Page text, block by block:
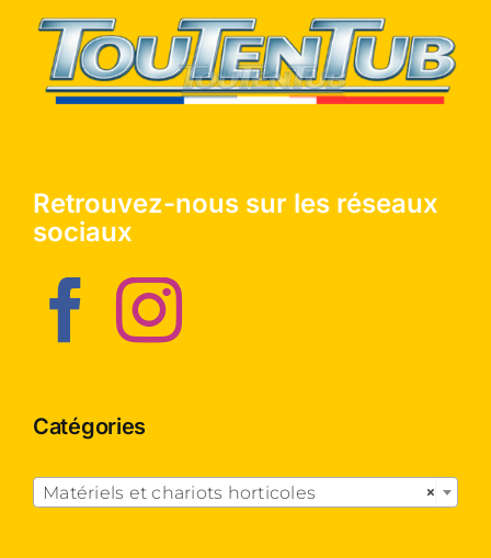
Retrouvez-nous sur les réseaux
sociaux
Catégories
×
Matériels et chariots horticoles